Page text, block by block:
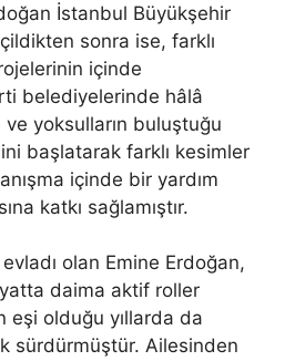
İstanbul Büyükşehir
sonra ise, farklı
içinde
belediyelerinde hâlâ
yoksulların buluştuğu
başlatarak farklı kesimler
içinde bir yardım
katkı sağlamıştır.
olan Emine Erdoğan,
daima aktif roller
eşi olduğu yıllarda da
sürdürmüştür. Ailesinden